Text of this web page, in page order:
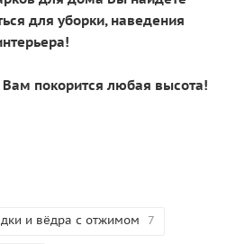
для уборки, наведения
покорится любая высота!
и вёдра с отжимом 7